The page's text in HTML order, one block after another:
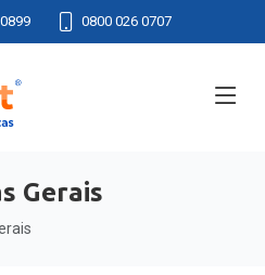
0800 026 0707
Gerais